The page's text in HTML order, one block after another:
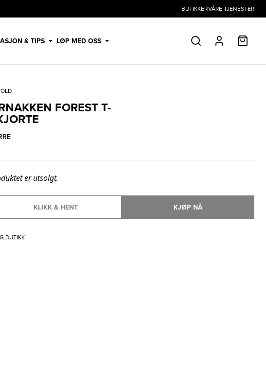
BUTIKKERVÅRE TJENESTER
& TIPS LØP MED OSS SØK PROFIL
FOREST T-
er utsolgt.
KLIKK & HENT KJØP NÅ
BUTIKK